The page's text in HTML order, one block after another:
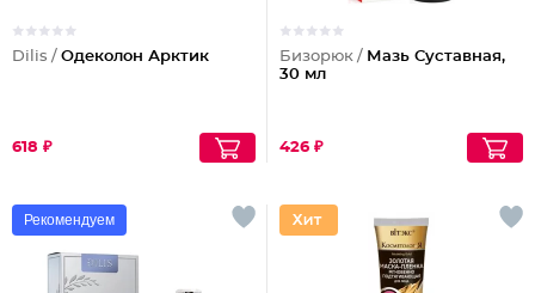
Dilis / Одеколон Арктик
618 ₽
Бизорюк / Мазь Суставная,
30 мл
426 ₽
Рекомендуем